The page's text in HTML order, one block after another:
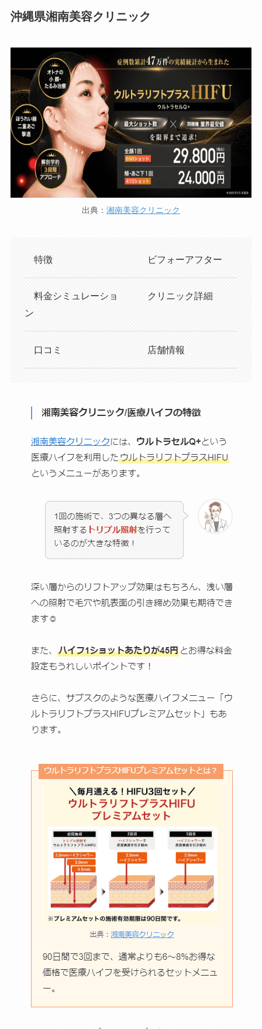
沖縄県湘南美容クリニック
出典： 湘南美容クリニック
特徴 ビフォーアフター
料金シミュレーショ
ン
クリニック詳細
口コミ 店舗情報